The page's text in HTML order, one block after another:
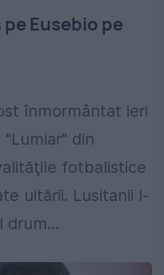
Eusebio pe
înmormântat ieri
din
fotbalistice
uitării. Lusitanii l-
drum...